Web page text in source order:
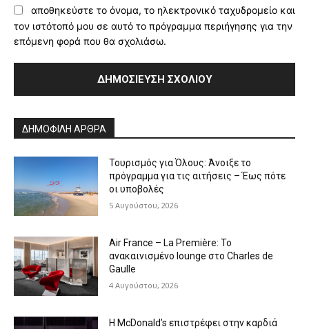
αποθηκεύστε το όνομα, το ηλεκτρονικό ταχυδρομείο και
τον ιστότοπό μου σε αυτό το πρόγραμμα περιήγησης για την
επόμενη φορά που θα σχολιάσω.
ΔΗΜΟΦΙΛΗ ΑΡΘΡΑ
Τουρισμός για Όλους: Άνοιξε το
πρόγραμμα για τις αιτήσεις – Έως πότε
οι υποβολές
5 Αυγούστου, 2026
Air France – La Première: Το
ανακαινισμένο lounge στο Charles de
Gaulle
4 Αυγούστου, 2026
Η McDonald’s επιστρέφει στην καρδιά